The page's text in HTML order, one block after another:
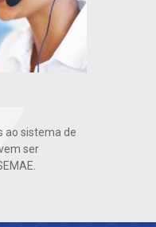
ao sistema de
ser